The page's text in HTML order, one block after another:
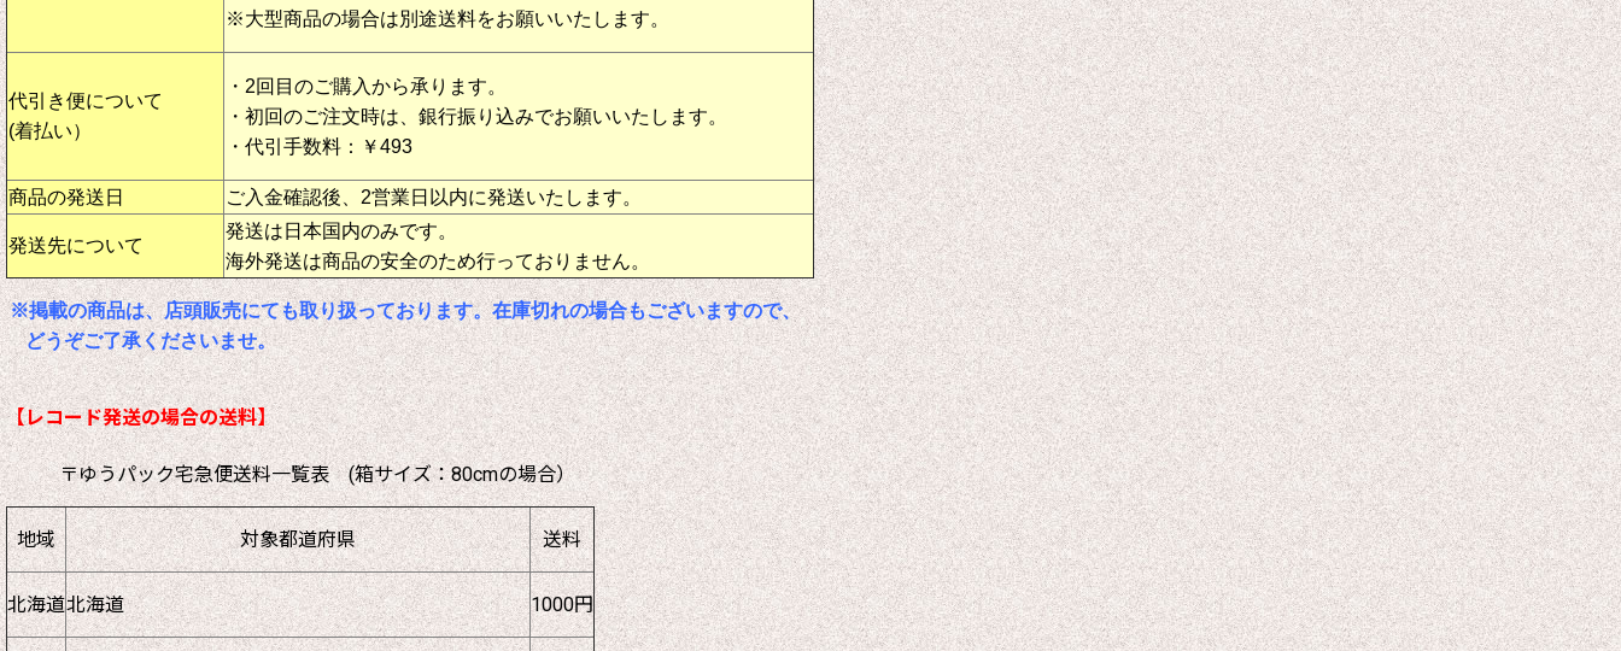
※大型商品の場合は別途送料をお願いいたします。
代引き便について
(着払い）
・2回目のご購入から承ります。
・初回のご注文時は、銀行振り込みでお願いいたします。
・代引手数料：￥493
商品の発送日 ご入金確認後、2営業日以内に発送いたします。
発送先について
発送は日本国内のみです。
海外発送は商品の安全のため行っておりません。
※掲載の商品は、店頭販売にても取り扱っております。在庫切れの場合もございますので、
どうぞご了承くださいませ。
【レコード発送の場合の送料】
〒ゆうパック宅急便送料一覧表 (箱サイズ：80cmの場合）
地域 対象都道府県 送料
北海道北海道 1000円